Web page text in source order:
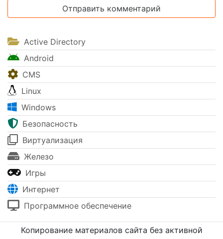
Active Directory
Android
CMS
Linux
Windows
Безопасность
Виртуализация
Железо
Игры
Интернет
Программное обеспечение
Копирование материалов сайта без активной